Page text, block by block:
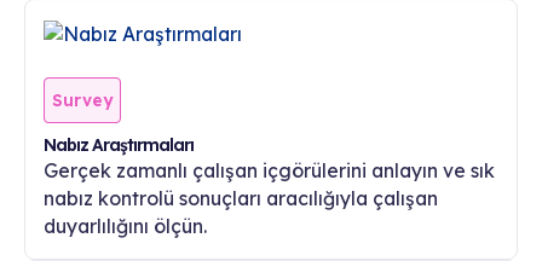
Survey
Nabız Araştırmaları
Gerçek zamanlı çalışan içgörülerini anlayın ve sık
nabız kontrolü sonuçları aracılığıyla çalışan
duyarlılığını ölçün.